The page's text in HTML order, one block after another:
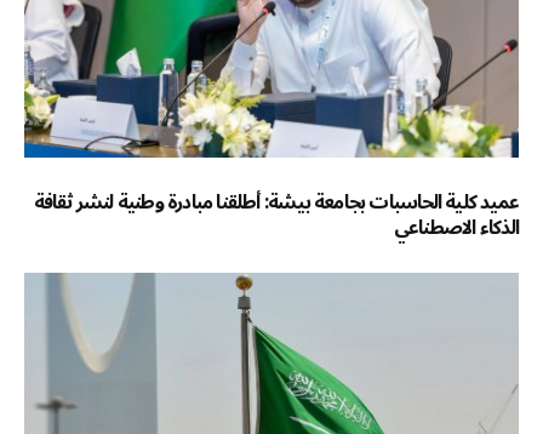
عميد كلية الحاسبات بجامعة بيشة: أطلقنا مبادرة وطنية لنشر ثقافة
الذكاء الاصطناعي